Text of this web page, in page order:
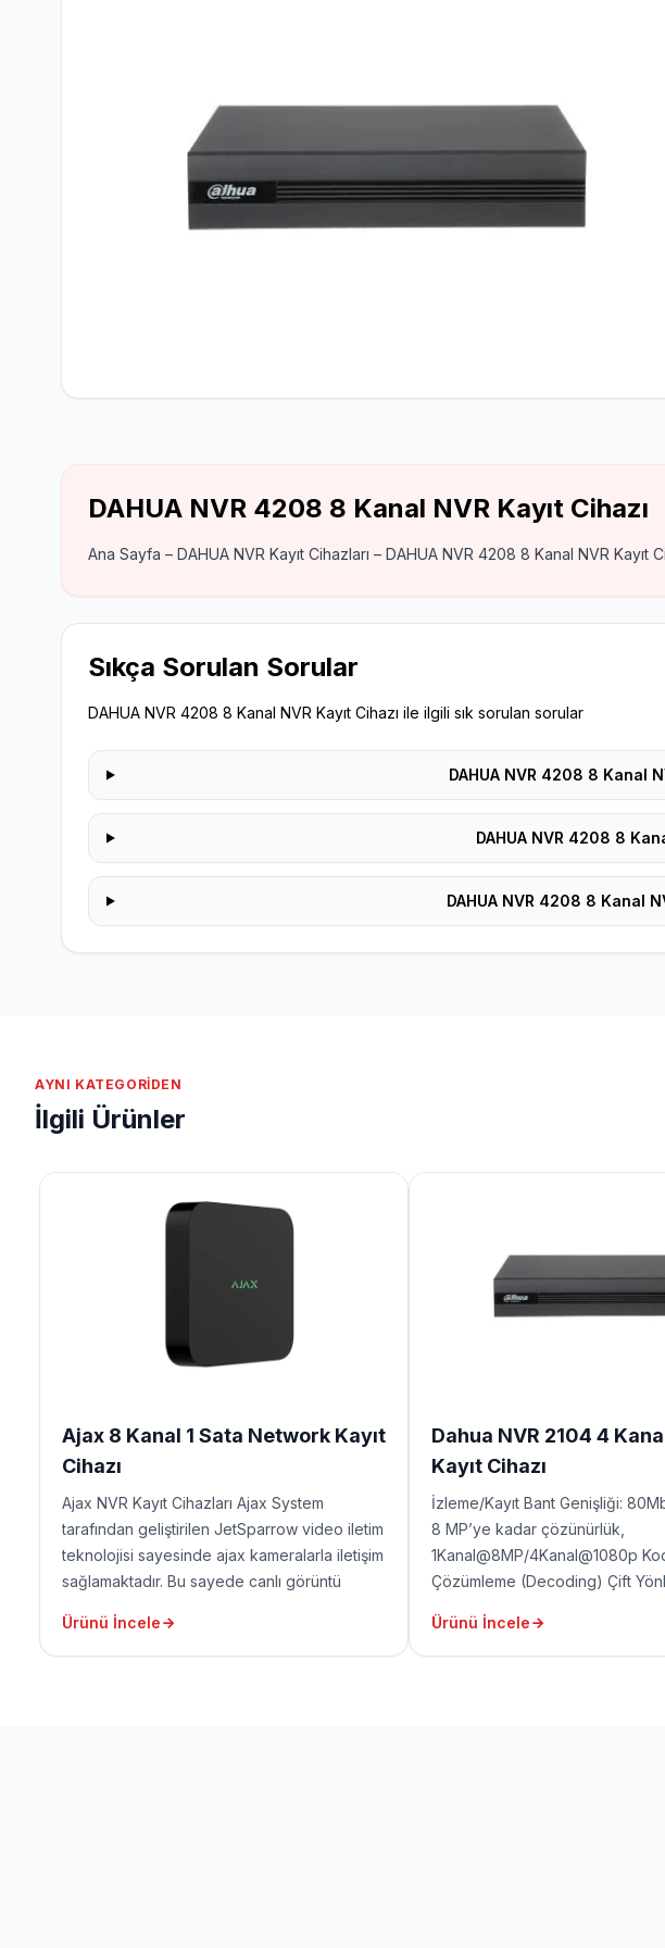
DAHUA NVR 4208 8 Kanal NVR Kayıt Cihazı
Ana Sayfa – DAHUA NVR Kayıt Cihazları – DAHUA NVR 4208 8 Kanal NVR Kayıt
Sıkça Sorulan Sorular
DAHUA NVR 4208 8 Kanal NVR Kayıt Cihazı ile ilgili sık sorulan sorular
DAHUA NVR 4208 8 Kanal
DAHUA NVR 4208 8
DAHUA NVR 4208 8 Kanal
AYNI KATEGORIDEN
İlgili Ürünler
Ajax 8 Kanal 1 Sata Network Kayıt
Cihazı
Ajax NVR Kayıt Cihazları Ajax System
tarafından geliştirilen JetSparrow video iletim
teknolojisi sayesinde ajax kameralarla iletişim
sağlamaktadır. Bu sayede canlı görüntü
bulunması ve arşivden izlenmesi oldukça hızlı
olmaktadır.
Ürünü İncele
Dahua NVR 2104 4
Kayıt Cihazı
İzleme/Kayıt Bant Genişliği:
8 MP’ye kadar çözünürlük,
1Kanal@8MP/4Kanal@1080p
Çözümleme (Decoding) Çift
port(10/100Mbps)
Ürünü İncele